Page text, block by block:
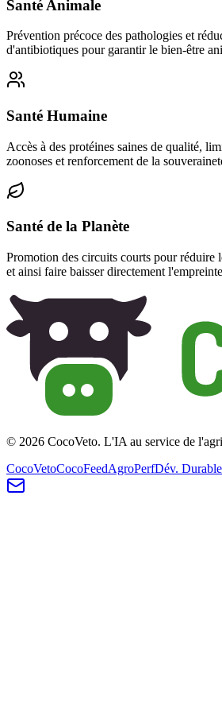
Santé Animale
Prévention précoce des pathologies et
d'antibiotiques pour garantir le bien-être
Santé Humaine
Accès à des protéines saines de qualité,
zoonoses et renforcement de la
Santé de la Planète
Promotion des circuits courts pour réduire
et ainsi faire baisser directement
© 2026 CocoVeto. L'IA au service de
CocoVetoCocoFeedAgroPerfDév. Durable